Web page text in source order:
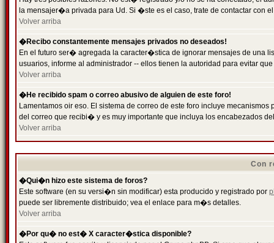
la mensajer�a privada para Ud. Si �ste es el caso, trate de contactar con
Volver arriba
�Recibo constantemente mensajes privados no deseados!
En el futuro ser� agregada la caracter�stica de ignorar mensajes de una
usuarios, informe al administrador -- ellos tienen la autoridad para evitar
Volver arriba
�He recibido spam o correo abusivo de alguien de este foro!
Lamentamos oir eso. El sistema de correo de este foro incluye
del correo que recibi� y es muy importante que incluya los encabezados
Volver arriba
Con
�Qui�n hizo este sistema de foros?
Este software (en su versi�n sin modificar) esta producido y registrado por
puede ser libremente distribuido; vea el enlace para m�s detalles.
Volver arriba
�Por qu� no est� X caracter�stica disponible?